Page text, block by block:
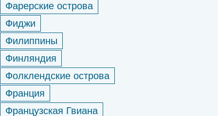
Фарерские острова
Фиджи
Филиппины
Финляндия
Фолклендские острова
Франция
Французская Гвиана